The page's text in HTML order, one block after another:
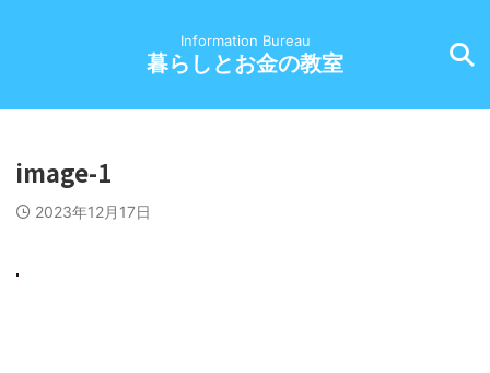
Information Bureau
暮らしとお金の教室
image-1
2023年12月17日